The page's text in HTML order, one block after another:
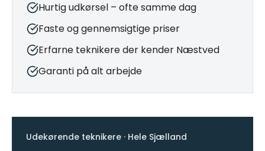
Hurtig udkørsel – ofte samme dag
Faste og gennemsigtige priser
Erfarne teknikere der kender Næstved
Garanti på alt arbejde
Udekørende teknikere · Hele Sjælland